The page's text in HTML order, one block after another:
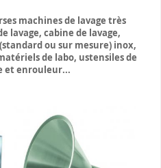
machines de lavage très
lavage, cabine de lavage,
ou sur mesure) inox,
de labo, ustensiles de
et enrouleur...